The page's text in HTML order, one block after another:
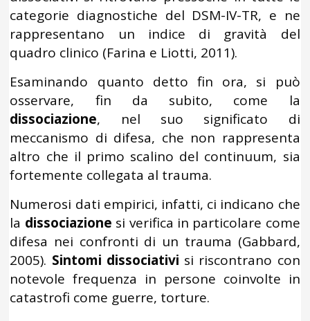
categorie diagnostiche del DSM-IV-TR, e ne
rappresentano un indice di gravità del
quadro clinico (Farina e Liotti, 2011).
Esaminando quanto detto fin ora, si può
osservare, fin da subito, come la
dissociazione, nel suo significato di
meccanismo di difesa, che non rappresenta
altro che il primo scalino del continuum, sia
fortemente collegata al trauma.
Numerosi dati empirici, infatti, ci indicano che
la dissociazione si verifica in particolare come
difesa nei confronti di un trauma (Gabbard,
2005). Sintomi dissociativi si riscontrano con
notevole frequenza in persone coinvolte in
catastrofi come guerre, torture.